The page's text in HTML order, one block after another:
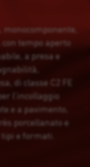
tempo aperto
a presa e
di classe C2 FE
l’incollaggio
e a pavimento,
porcellanato e
e formati.